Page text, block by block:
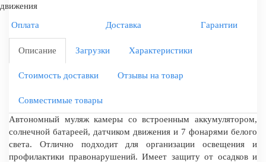
движения
Оплата
Доставка Гарантии
Описание Загрузки Характеристики
Стоимость доставки Отзывы на товар
Совместимые товары
Автономный муляж камеры со встроенным аккумулятором,
солнечной батареей, датчиком движения и 7 фонарями белого
света. Отлично подходит для организации освещения и
профилактики правонарушений. Имеет защиту от осадков и